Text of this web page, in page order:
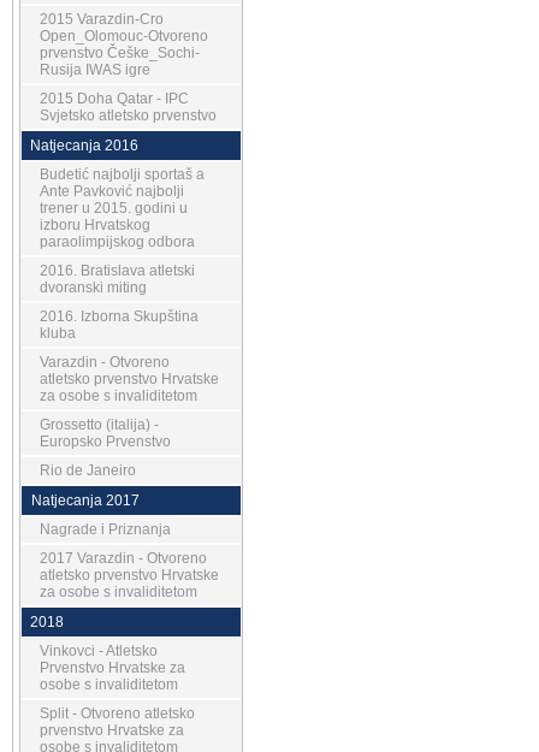
2015 Varazdin-Cro
Open_Olomouc-Otvoreno
prvenstvo Češke_Sochi-
Rusija IWAS igre
2015 Doha Qatar - IPC
Svjetsko atletsko prvenstvo
Natjecanja 2016
Budetić najbolji sportaš a
Ante Pavković najbolji
trener u 2015. godini u
izboru Hrvatskog
paraolimpijskog odbora
2016. Bratislava atletski
dvoranski miting
2016. Izborna Skupština
kluba
Varazdin - Otvoreno
atletsko prvenstvo Hrvatske
za osobe s invaliditetom
Grossetto (italija) -
Europsko Prvenstvo
Rio de Janeiro
Natjecanja 2017
Nagrade i Priznanja
2017 Varazdin - Otvoreno
atletsko prvenstvo Hrvatske
za osobe s invaliditetom
2018
Vinkovci - Atletsko
Prvenstvo Hrvatske za
osobe s invaliditetom
Split - Otvoreno atletsko
prvenstvo Hrvatske za
osobe s invaliditetom